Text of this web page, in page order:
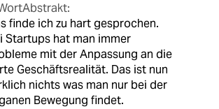
finde ich zu hart gesprochen.
Startups hat man immer
mit der Anpassung an die
Geschäftsrealität. Das ist nun
nichts was man nur bei der
Bewegung findet.